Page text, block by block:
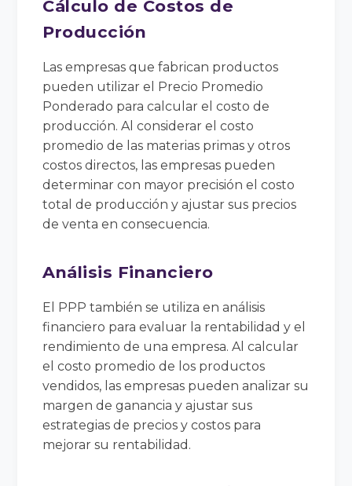
Cálculo de Costos de
Producción
Las empresas que fabrican productos
pueden utilizar el Precio Promedio
Ponderado para calcular el costo de
producción. Al considerar el costo
promedio de las materias primas y otros
costos directos, las empresas pueden
determinar con mayor precisión el costo
total de producción y ajustar sus precios
de venta en consecuencia.
Análisis Financiero
El PPP también se utiliza en análisis
financiero para evaluar la rentabilidad y el
rendimiento de una empresa. Al calcular
el costo promedio de los productos
vendidos, las empresas pueden analizar su
margen de ganancia y ajustar sus
estrategias de precios y costos para
mejorar su rentabilidad.